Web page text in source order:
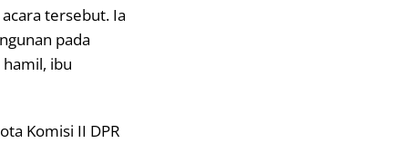
tersebut. Ia
pada
ibu
Komisi II DPR